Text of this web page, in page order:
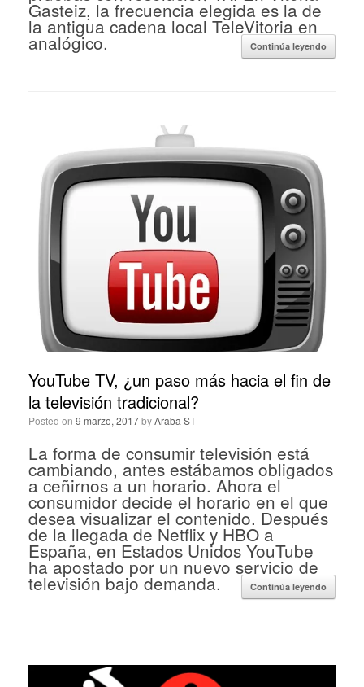
Gasteiz, la frecuencia elegida es la de
la antigua cadena local TeleVitoria en
analógico. Continúa leyendo
YouTube TV, ¿un paso más hacia el fin de
la televisión tradicional?
Posted on 9 marzo, 2017byAraba ST
La forma de consumir televisión está
cambiando, antes estábamos obligados
a ceñirnos a un horario. Ahora el
consumidor decide el horario en el que
desea visualizar el contenido. Después
de la llegada de Netflix y HBO a
España, en Estados Unidos YouTube
ha apostado por un nuevo servicio de
televisión bajo demanda. Continúa leyendo